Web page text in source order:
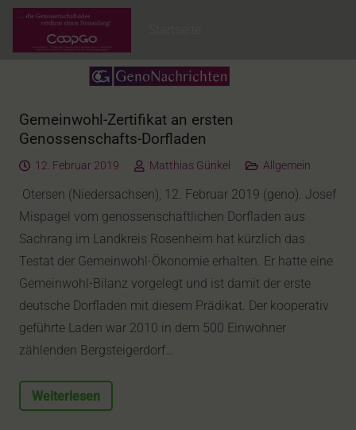
Gemeinwohl-Zertifikat an ersten
Genossenschafts-Dorfladen
12. Februar 2019 Matthias Günkel Allgemein
Otersen (Niedersachsen), 12. Februar 2019 (geno). Josef
Mispagel vom genossenschaftlichen Dorfladen aus
Sachrang im Landkreis Rosenheim hat kürzlich das
Testat der Gemeinwohl-Ökonomie erhalten. Er hatte eine
Gemeinwohl-Bilanz vorgelegt und ist damit der erste
deutsche Dorfladen mit diesem Prädikat. Der kooperativ
geführte Laden war 2010 in dem 500 Einwohner
zählenden Bergsteigerdorf…
Weiterlesen